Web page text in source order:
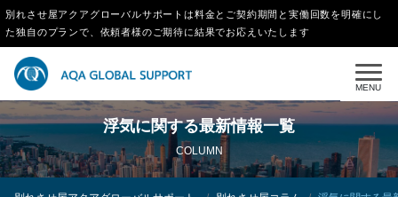
別れさせ屋アクアグローバルサポートは料金とご契約期間と実働回数を明確にし
た独自のプランで、依頼者様のご期待に結果でお応えいたします
MENU
浮気に関する最新情報一覧
COLUMN